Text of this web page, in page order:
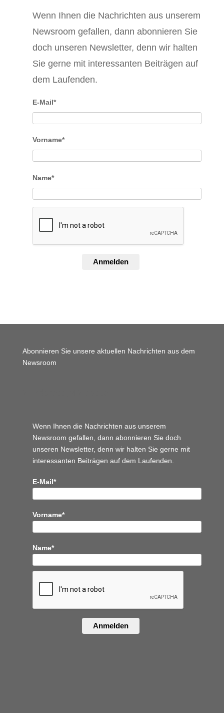
Wenn Ihnen die Nachrichten aus unserem
Newsroom gefallen, dann abonnieren Sie
doch unseren Newsletter, denn wir halten
Sie gerne mit interessanten Beiträgen auf
dem Laufenden.
E-Mail*
Vorname*
Name*
Anmelden
Abonnieren Sie unsere aktuellen Nachrichten aus dem
Newsroom
Wenn Ihnen die Nachrichten aus unserem
Newsroom gefallen, dann abonnieren Sie doch
unseren Newsletter, denn wir halten Sie gerne mit
interessanten Beiträgen auf dem Laufenden.
E-Mail*
Vorname*
Name*
Anmelden